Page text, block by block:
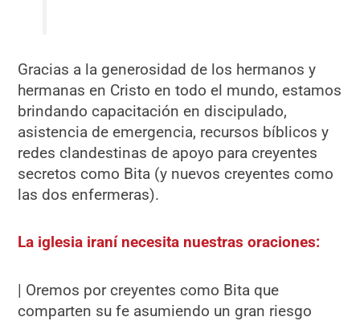
Gracias a la generosidad de los hermanos y
hermanas en Cristo en todo el mundo, estamos
brindando capacitación en discipulado,
asistencia de emergencia, recursos bíblicos y
redes clandestinas de apoyo para creyentes
secretos como Bita (y nuevos creyentes como
las dos enfermeras).
La iglesia iraní necesita nuestras oraciones:
| Oremos por creyentes como Bita que
comparten su fe asumiendo un gran riesgo